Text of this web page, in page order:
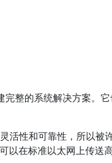
整的系统解决方案。
活性和可靠性，所以被
以在标准以太网上传